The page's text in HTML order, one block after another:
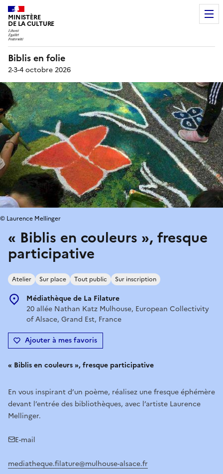
MINISTÈRE
DE LA CULTURE
Biblis en folie
2-3-4 octobre 2026
« Biblis en couleurs », fresque
participative
Atelier Sur place Tout public Sur inscription
Médiathèque de La Filature
20 allée Nathan Katz Mulhouse, European Collectivity
of Alsace, Grand Est, France
Ajouter à mes favoris
© Laurence Mellinger
« Biblis en couleurs », fresque participative
En vous inspirant d’un poème, réalisez une fresque éphémère
devant l’entrée des bibliothèques, avec l’artiste Laurence
Mellinger.
E-mail
mediatheque.filature@mulhouse-alsace.fr